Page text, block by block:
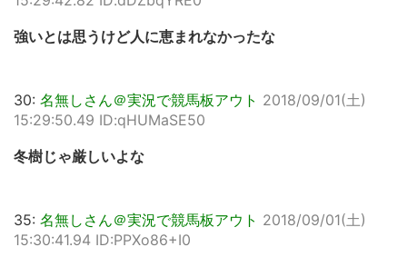
強いとは思うけど人に恵まれなかったな
30: 名無しさん＠実況で競馬板アウト 2018/09/01(土)
15:29:50.49 ID:qHUMaSE50
冬樹じゃ厳しいよな
35: 名無しさん＠実況で競馬板アウト 2018/09/01(土)
15:30:41.94 ID:PPXo86+I0